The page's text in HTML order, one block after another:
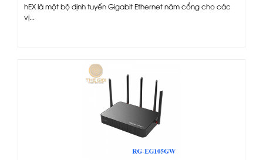
hEX là một bộ định tuyến Gigabit Ethernet năm cổng cho các
vị...